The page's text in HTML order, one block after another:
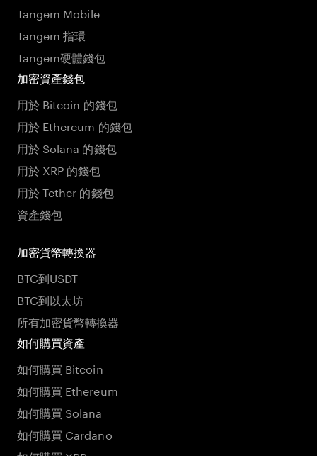
Tangem Mobile
Tangem 指環
Tangem硬體錢包
加密資產錢包
用於 Bitcoin 的錢包
用於 Ethereum 的錢包
用於 Solana 的錢包
用於 XRP 的錢包
用於 Tether 的錢包
資產錢包
加密貨幣轉換器
BTC到USDT
BTC到以太坊
所有加密貨幣轉換器
如何購買資產
如何購買 Bitcoin
如何購買 Ethereum
如何購買 Solana
如何購買 Cardano